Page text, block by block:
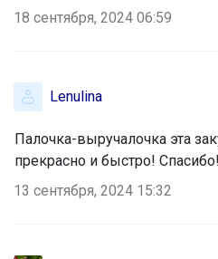
18 сентября, 2024 06:59
Lenulina
Палочка-выручалочка эта
прекрасно и быстро!
13 сентября, 2024 15:32